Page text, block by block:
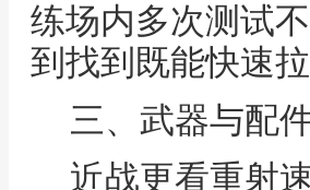
练场内多次测试
到找到既能快速
三、武器与配
近战更看重射